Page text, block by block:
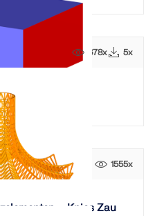
678x 5x
| 2
1555x
– Knies Zau